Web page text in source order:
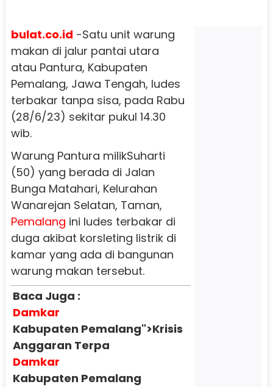
bulat.co.id -Satu unit warung
makan di jalur pantai utara
atau Pantura, Kabupaten
Pemalang, Jawa Tengah, ludes
terbakar tanpa sisa, pada Rabu
(28/6/23) sekitar pukul 14.30
wib.
Warung Pantura milikSuharti
(50) yang berada di Jalan
Bunga Matahari, Kelurahan
Wanarejan Selatan, Taman,
Pemalang ini ludes terbakar di
duga akibat korsleting listrik di
kamar yang ada di bangunan
warung makan tersebut.
Baca Juga :
Damkar
Kabupaten Pemalang">Krisis
Anggaran Terpa
Damkar
Kabupaten Pemalang